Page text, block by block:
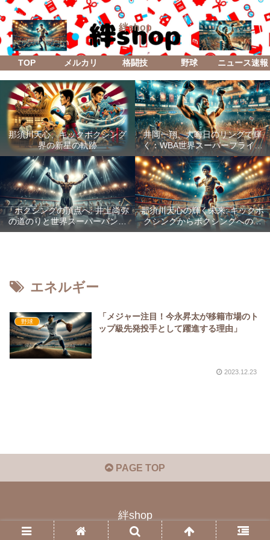
絆shop
TOP メルカリ 格闘技 野球 ニュース速報
那須川天心、キックボクシング
界の新星の軌跡
井岡一翔、大晦日のリングで輝
く：WBA世界スーパーフライ級
防衛戦「Lifetime Boxing Fights
18」
「ボクシングの頂点へ: 井上尚弥
の道のりと世界スーパーバンタ
ム級統一戦の全貌」
那須川天心の輝く未来: キックボ
クシングからボクシングへの成
功した転身
エネルギー
野球
「メジャー注目！今永昇太が移籍市場のト
ップ級先発投手として躍進する理由」
2023.12.23
PAGE TOP
絆shop
© 2023 絆shop.